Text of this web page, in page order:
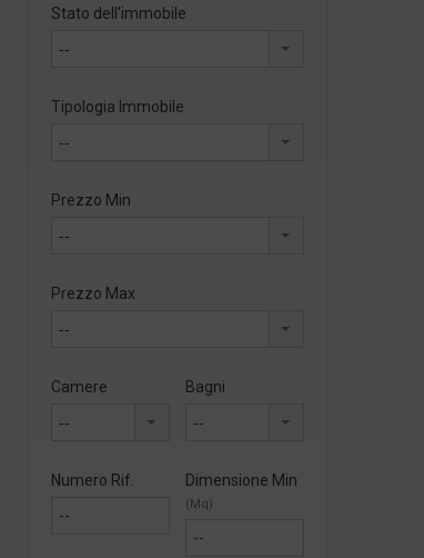
Stato dell'immobile
--
Tipologia Immobile
--
Prezzo Min
--
Prezzo Max
--
Camere
--
Bagni
--
Numero Rif. Dimensione Min
(Mq)